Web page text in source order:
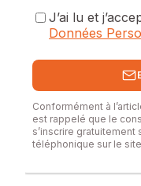
J’ai lu et
Données
Conformément à
est rappelé que le
s’inscrire gratuitement
téléphonique sur le site